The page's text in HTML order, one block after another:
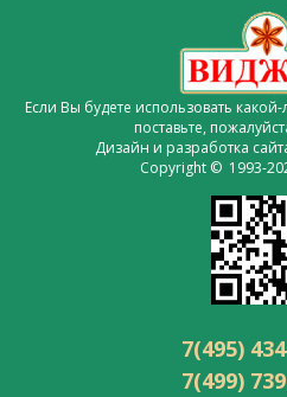
Если Вы будете использовать
поставьте,
Дизайн и разработка
Copyright © 1993-
7(495)
7(499)